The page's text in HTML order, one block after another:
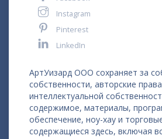
Instagram
Pinterest
LinkedIn
АртУизард ООО сохраняет за
собственности, авторские
интеллектуальной
содержимое, материалы,
обеспечение, ноу-хау и
содержащиеся здесь, включая